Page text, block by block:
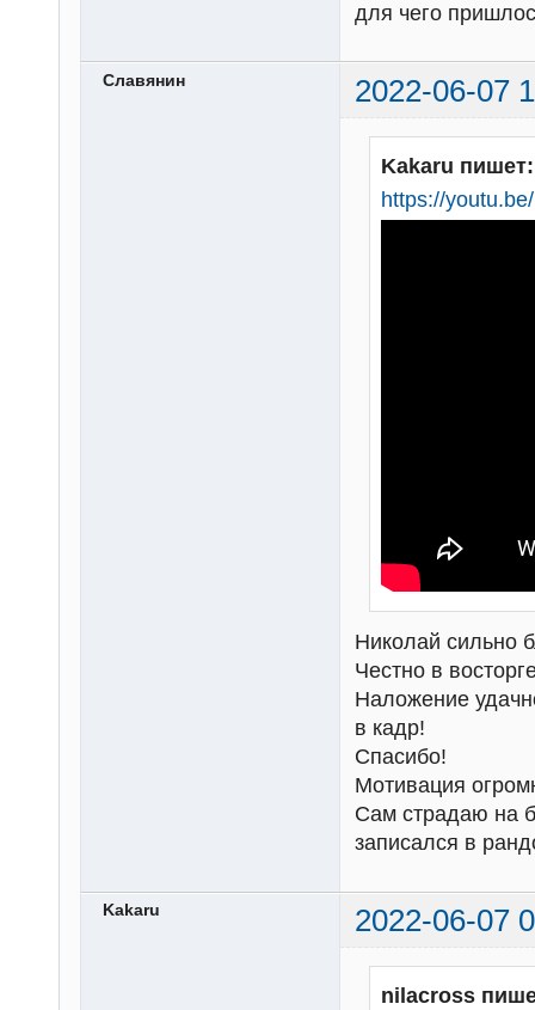
для чего
Славянин 2022-06-07
Kakaru пишет:
https://
Николай сильно
Честно в
Наложение
в кадр!
Спасибо!
Мотивация
Сам страдаю на
записался в
Kakaru 2022-06-07
nilacross